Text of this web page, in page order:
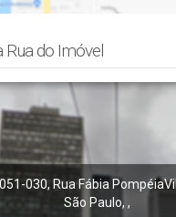
Rua do Imóvel
030, Rua FábiaPompéia
São Paulo,,